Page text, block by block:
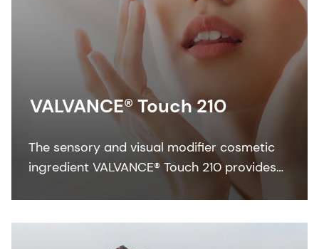
VALVANCE® Touch 210
The sensory and visual modifier cosmetic
ingredient VALVANCE® Touch 210 provides
anti-shine, silky touch and a lightweight feel